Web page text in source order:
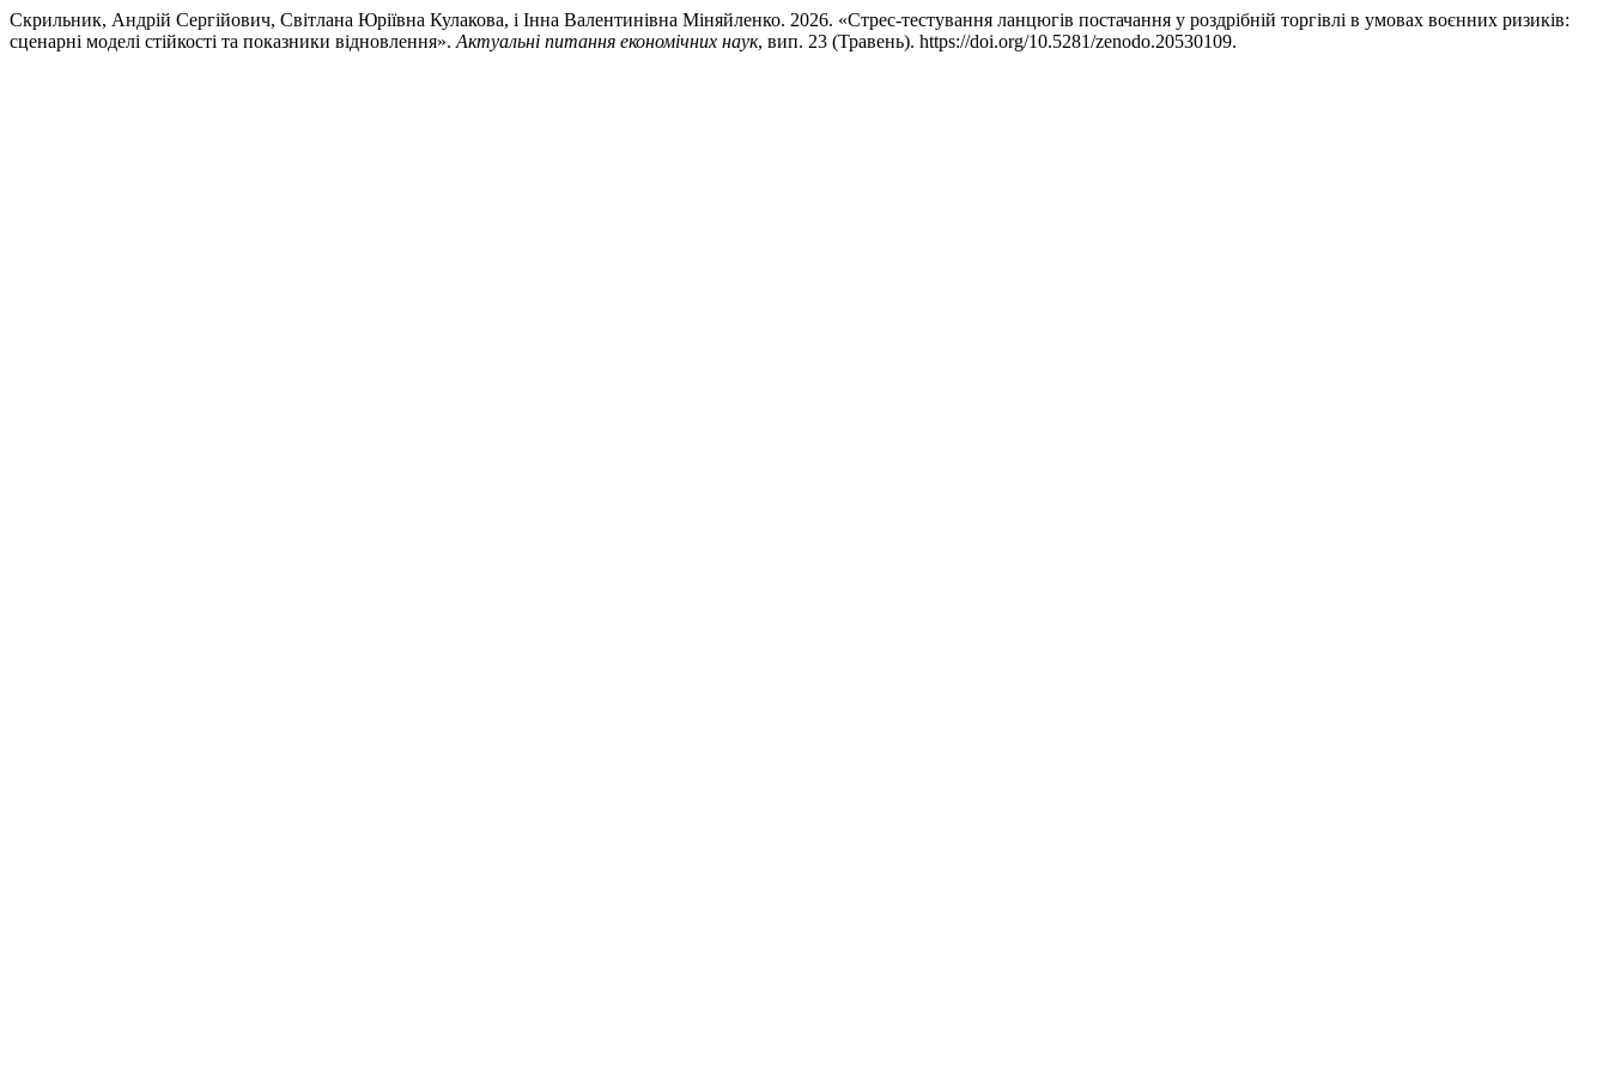
Скрильник, Андрій Сергійович, Світлана Юріївна Кулакова, і Інна Валентинівна Міняйленко. 2026. «Стрес-тестування ланцюгів постачання у роздрібній торгівлі в умовах воєнних ризиків:
сценарні моделі стійкості та показники відновлення». Актуальні питання економічних наук, вип. 23 (Травень). https://doi.org/10.5281/zenodo.20530109.